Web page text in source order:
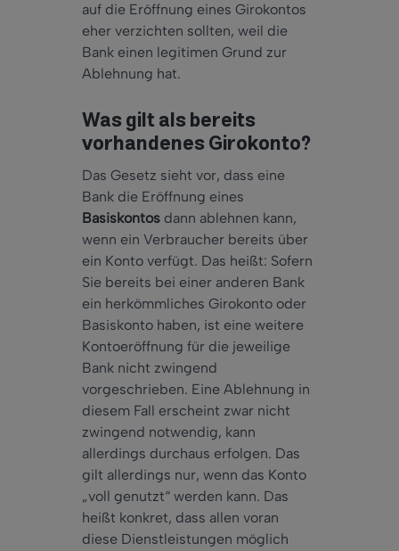
auf die Eröffnung eines Girokontos
eher verzichten sollten, weil die
Bank einen legitimen Grund zur
Ablehnung hat.
Was gilt als bereits
vorhandenes Girokonto?
Das Gesetz sieht vor, dass eine
Bank die Eröffnung eines
Basiskontos dann ablehnen kann,
wenn ein Verbraucher bereits über
ein Konto verfügt. Das heißt: Sofern
Sie bereits bei einer anderen Bank
ein herkömmliches Girokonto oder
Basiskonto haben, ist eine weitere
Kontoeröffnung für die jeweilige
Bank nicht zwingend
vorgeschrieben. Eine Ablehnung in
diesem Fall erscheint zwar nicht
zwingend notwendig, kann
allerdings durchaus erfolgen. Das
gilt allerdings nur, wenn das Konto
„voll genutzt“ werden kann. Das
heißt konkret, dass allen voran
diese Dienstleistungen möglich